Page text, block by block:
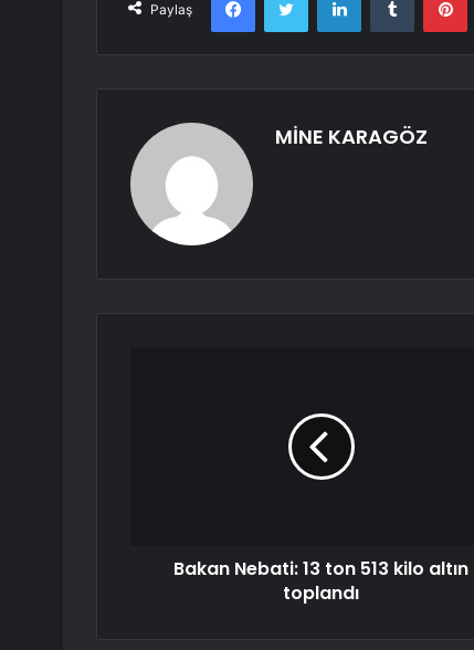
Paylaş
MİNE KARAGÖZ
Bakan Nebati: 13 ton 513 kilo altın
toplandı